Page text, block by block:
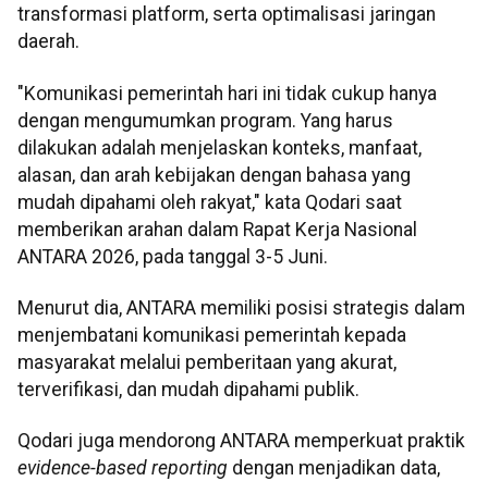
transformasi platform, serta optimalisasi jaringan
daerah.
"Komunikasi pemerintah hari ini tidak cukup hanya
dengan mengumumkan program. Yang harus
dilakukan adalah menjelaskan konteks, manfaat,
alasan, dan arah kebijakan dengan bahasa yang
mudah dipahami oleh rakyat," kata Qodari saat
memberikan arahan dalam Rapat Kerja Nasional
ANTARA 2026, pada tanggal 3-5 Juni.
Menurut dia, ANTARA memiliki posisi strategis dalam
menjembatani komunikasi pemerintah kepada
masyarakat melalui pemberitaan yang akurat,
terverifikasi, dan mudah dipahami publik.
Qodari juga mendorong ANTARA memperkuat praktik
evidence-based reporting dengan menjadikan data,